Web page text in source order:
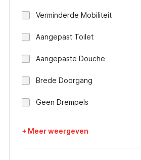
Verminderde Mobiliteit
Aangepast Toilet
Aangepaste Douche
Brede Doorgang
Geen Drempels
+ Meer weergeven